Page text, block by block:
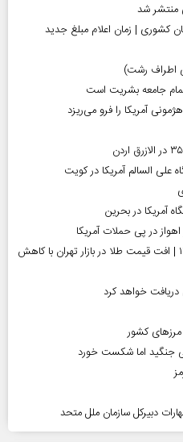
منتشر شد
کشوری | زمان اعلام مبلغ جدید
اطراف رشت)
جامعه بشریت است
آمریکا را فرو می‌ریزد
السالم آمریکا در کویت
آمریکا در بحرین
در پی حملات آمریکا
قیمت طلا و سکه امروز ۱۱ مرداد ۱۴۰۵ | افت قیمت طلا در بازار تهران با کاهش
خواهد کرد
جنگید اما شکست خورد
دبیرکل سازمان ملل متحد